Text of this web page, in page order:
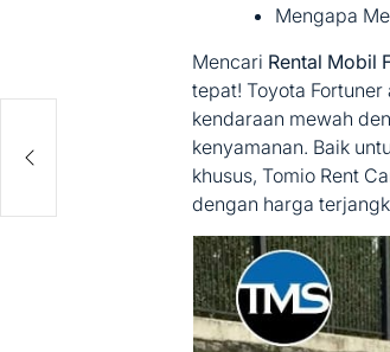
Mengapa
Mencari Rental Mobil
tepat! Toyota
kendaraan mewah
kenyamanan. Baik
khusus, Tomio Rent
dengan harga